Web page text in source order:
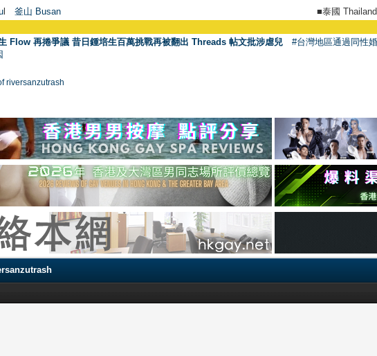
釜山 Busan ■泰國 Thailand
Flow 再捲爭議 昔日鍾培生百萬挑戰再被翻出 Threads 帖文批涉虐兒 #台灣地區通過同性
riversanzutrash